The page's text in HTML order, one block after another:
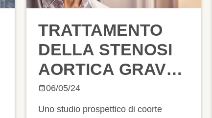
TRATTAMENTO
DELLA STENOSI
AORTICA GRAVE
E FUNZIONI
NEURO
06/05/24
Uno studio prospettico di coorte